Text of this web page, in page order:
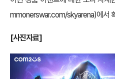
mmonerswar.com/skyarena)에서
[사진자료]